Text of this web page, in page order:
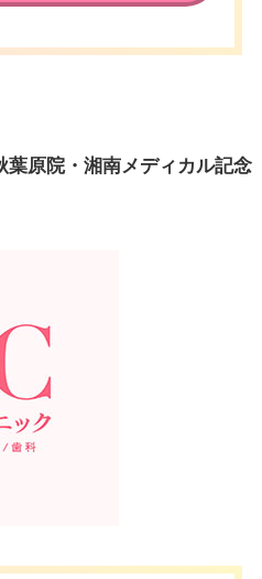
葉原院・湘南メディカル記念